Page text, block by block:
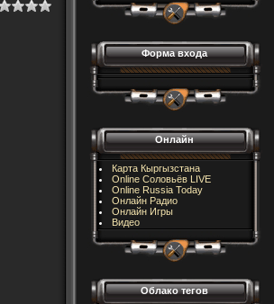
Форма входа
Онлайн
Карта Кыргызстана
Online Соловьёв LIVE
Online Russia Today
Онлайн Радио
Онлайн Игры
Видео
Облако тегов